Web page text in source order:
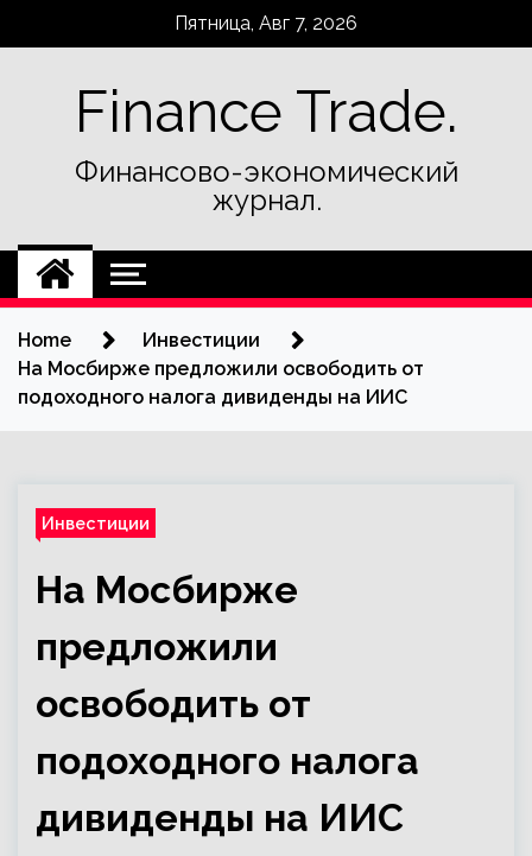
Пятница, Авг 7, 2026
Finance Trade.
Финансово-экономический
журнал.
Home
Инвестиции
На Мосбирже предложили освободить от
подоходного налога дивиденды на ИИС
Инвестиции
На Мосбирже
предложили
освободить от
подоходного налога
дивиденды на ИИС